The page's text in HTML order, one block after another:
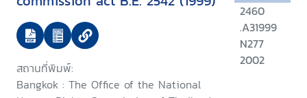
สถานที่พิมพ์:
Bangkok : The Office of the National
2460
.A31999
N277
2002